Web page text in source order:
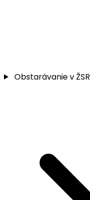
Obstarávanie v ŽSR